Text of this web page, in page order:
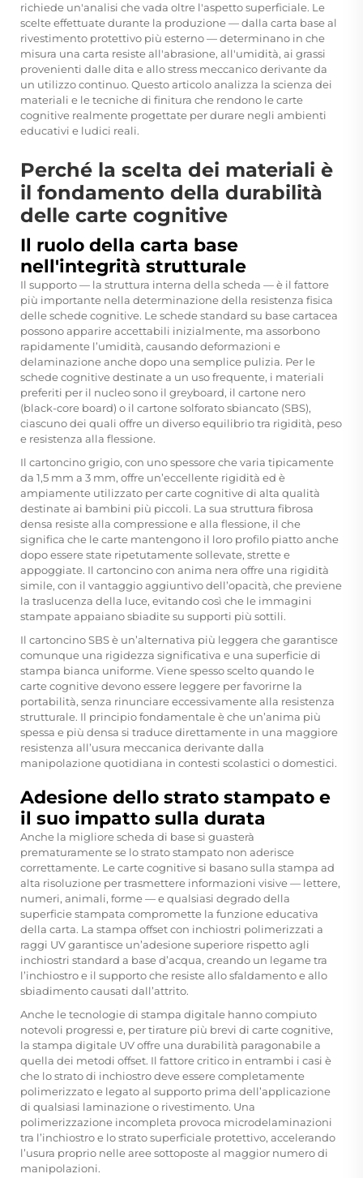
richiede un'analisi che vada oltre l'aspetto superficiale. Le
scelte effettuate durante la produzione — dalla carta base al
rivestimento protettivo più esterno — determinano in che
misura una carta resiste all'abrasione, all'umidità, ai grassi
provenienti dalle dita e allo stress meccanico derivante da
un utilizzo continuo. Questo articolo analizza la scienza dei
materiali e le tecniche di finitura che rendono le carte
cognitive realmente progettate per durare negli ambienti
educativi e ludici reali.
Perché la scelta dei materiali è
il fondamento della durabilità
delle carte cognitive
Il ruolo della carta base
nell'integrità strutturale
Il supporto — la struttura interna della scheda — è il fattore
più importante nella determinazione della resistenza fisica
delle schede cognitive. Le schede standard su base cartacea
possono apparire accettabili inizialmente, ma assorbono
rapidamente l’umidità, causando deformazioni e
delaminazione anche dopo una semplice pulizia. Per le
schede cognitive destinate a un uso frequente, i materiali
preferiti per il nucleo sono il greyboard, il cartone nero
(black-core board) o il cartone solforato sbiancato (SBS),
ciascuno dei quali offre un diverso equilibrio tra rigidità, peso
e resistenza alla flessione.
Il cartoncino grigio, con uno spessore che varia tipicamente
da 1,5 mm a 3 mm, offre un’eccellente rigidità ed è
ampiamente utilizzato per carte cognitive di alta qualità
destinate ai bambini più piccoli. La sua struttura fibrosa
densa resiste alla compressione e alla flessione, il che
significa che le carte mantengono il loro profilo piatto anche
dopo essere state ripetutamente sollevate, strette e
appoggiate. Il cartoncino con anima nera offre una rigidità
simile, con il vantaggio aggiuntivo dell’opacità, che previene
la traslucenza della luce, evitando così che le immagini
stampate appaiano sbiadite su supporti più sottili.
Il cartoncino SBS è un’alternativa più leggera che garantisce
comunque una rigidezza significativa e una superficie di
stampa bianca uniforme. Viene spesso scelto quando le
carte cognitive devono essere leggere per favorirne la
portabilità, senza rinunciare eccessivamente alla resistenza
strutturale. Il principio fondamentale è che un’anima più
spessa e più densa si traduce direttamente in una maggiore
resistenza all’usura meccanica derivante dalla
manipolazione quotidiana in contesti scolastici o domestici.
Adesione dello strato stampato e
il suo impatto sulla durata
Anche la migliore scheda di base si guasterà
prematuramente se lo strato stampato non aderisce
correttamente. Le carte cognitive si basano sulla stampa ad
alta risoluzione per trasmettere informazioni visive — lettere,
numeri, animali, forme — e qualsiasi degrado della
superficie stampata compromette la funzione educativa
della carta. La stampa offset con inchiostri polimerizzati a
raggi UV garantisce un’adesione superiore rispetto agli
inchiostri standard a base d’acqua, creando un legame tra
l’inchiostro e il supporto che resiste allo sfaldamento e allo
sbiadimento causati dall’attrito.
Anche le tecnologie di stampa digitale hanno compiuto
notevoli progressi e, per tirature più brevi di carte cognitive,
la stampa digitale UV offre una durabilità paragonabile a
quella dei metodi offset. Il fattore critico in entrambi i casi è
che lo strato di inchiostro deve essere completamente
polimerizzato e legato al supporto prima dell’applicazione
di qualsiasi laminazione o rivestimento. Una
polimerizzazione incompleta provoca microdelaminazioni
tra l’inchiostro e lo strato superficiale protettivo, accelerando
l’usura proprio nelle aree sottoposte al maggior numero di
manipolazioni.